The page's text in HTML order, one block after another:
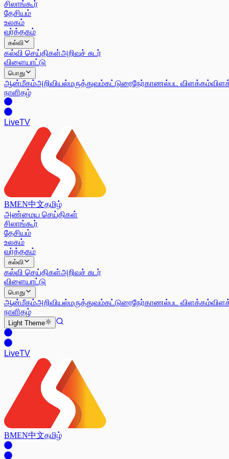
சிலாங்கூர்
தேசியம்
உலகம்
வர்த்தகம்
கல்வி
கல்வி செய்திகள்அறிவுச் சுடர்
விளையாட்டு
பொது
ஆன்மீகம்அறிவியல்மருத்துவம்கட்டுரைநேர்காணல்பட விளக்கம்
நாளிதழ்
LiveTV
BMEN中文தமிழ்
அண்மைய செய்திகள்
சிலாங்கூர்
தேசியம்
உலகம்
வர்த்தகம்
கல்வி
கல்வி செய்திகள்அறிவுச் சுடர்
விளையாட்டு
பொது
ஆன்மீகம்அறிவியல்மருத்துவம்கட்டுரைநேர்காணல்பட விளக்கம்
நாளிதழ்
Light Theme
LiveTV
BMEN中文தமிழ்